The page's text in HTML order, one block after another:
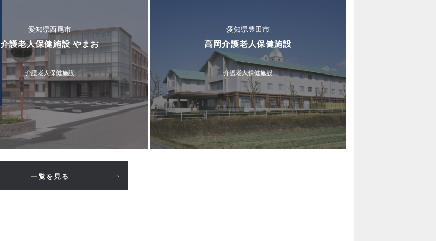
愛知県西尾市
介護老人保健施設 やまお
介護老人保健施設
愛知県豊田市
高岡介護老人保健施設
介護老人保健施設
一覧を見る